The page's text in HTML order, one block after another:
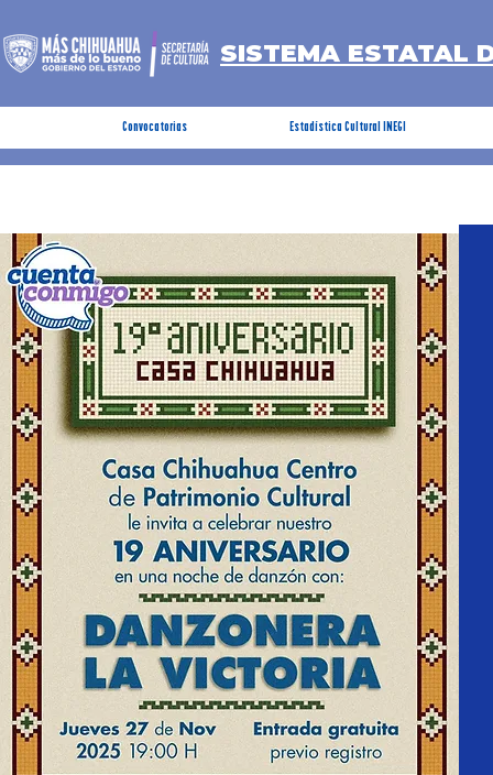
SISTEMA ESTATAL
Convocatorias Estadística Cultural INEGI